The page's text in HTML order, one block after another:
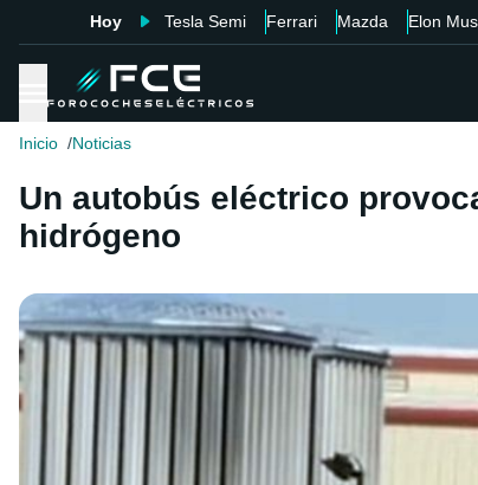
Hoy Tesla Semi Ferrari Mazda Elon
Inicio Noticias
Un autobús eléctrico
hidrógeno